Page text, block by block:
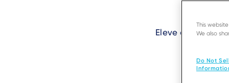
Eleve as
This
We also
Do Not